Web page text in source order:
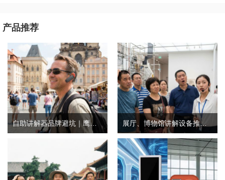
产品推荐
自助讲解器品牌避坑｜鹰米自助讲解器，实测好用不踩雷 展厅、博物馆讲解设备推荐｜分区讲解系统，解决多团队接待核心痛点